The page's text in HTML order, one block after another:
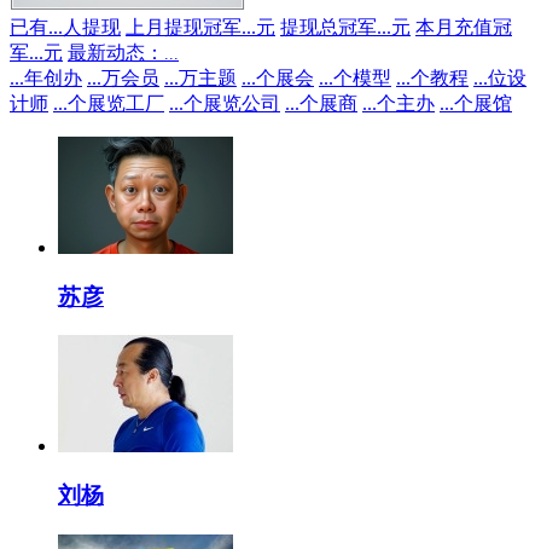
已有... 人提现 上月提现冠军...元 提现总冠军...元 本月充值冠
军...元 最新动态：
...年创办 ...万会员 ...万主题 ...个展会 ...个模型 ...个教程 ...位设
计师 ...个展览工厂 ...个展览公司 ...个展商 ...个主办 ...个展馆
苏彦
刘杨